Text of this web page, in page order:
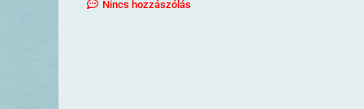
Nincs hozzászólás